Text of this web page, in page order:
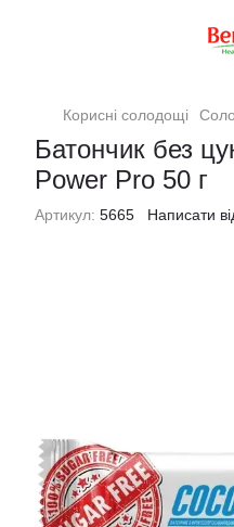
Корисні солодощі
Батончик без
Power Pro 50 г
Артикул: 5665 Написати